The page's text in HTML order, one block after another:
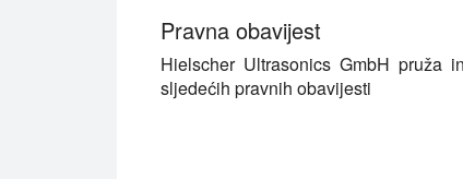
Pravna obavijest
Hielscher Ultrasonics GmbH pruža
sljedećih pravnih obavijesti